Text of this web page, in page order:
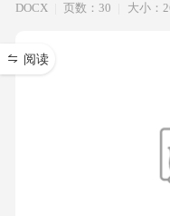
DOCX
页数：30 大小：
阅读